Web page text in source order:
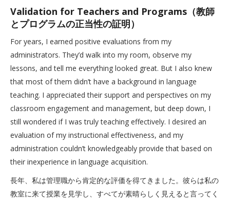
Validation for Teachers and Programs（教師
とプログラムの正当性の証明）
For years, I earned positive evaluations from my
administrators. They’d walk into my room, observe my
lessons, and tell me everything looked great. But I also knew
that most of them didn’t have a background in language
teaching. I appreciated their support and perspectives on my
classroom engagement and management, but deep down, I
still wondered if I was truly teaching effectively. I desired an
evaluation of my instructional effectiveness, and my
administration couldn’t knowledgeably provide that based on
their inexperience in language acquisition.
長年、私は管理職から肯定的な評価を得てきました。彼らは私の
教室に来て授業を見学し、すべてが素晴らしく見えると言ってく